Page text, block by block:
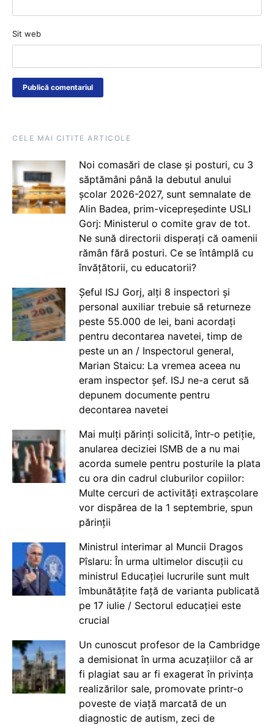
Sit web
CELE MAI CITITE ARTICOLE
Noi comasări de clase și posturi, cu 3
săptămâni până la debutul anului
școlar 2026-2027, sunt semnalate de
Alin Badea, prim-vicepreședinte USLI
Gorj: Ministerul o comite grav de tot.
Ne sună directorii disperați că oamenii
rămân fără posturi. Ce se întâmplă cu
învățătorii, cu educatorii?
Șeful ISJ Gorj, alți 8 inspectori și
personal auxiliar trebuie să returneze
peste 55.000 de lei, bani acordați
pentru decontarea navetei, timp de
peste un an / Inspectorul general,
Marian Staicu: La vremea aceea nu
eram inspector șef. ISJ ne-a cerut să
depunem documente pentru
decontarea navetei
Mai mulți părinți solicită, într-o petiție,
anularea deciziei ISMB de a nu mai
acorda sumele pentru posturile la plata
cu ora din cadrul cluburilor copiilor:
Multe cercuri de activități extrașcolare
vor dispărea de la 1 septembrie, spun
părinții
Ministrul interimar al Muncii Dragos
Pîslaru: În urma ultimelor discuții cu
ministrul Educației lucrurile sunt mult
îmbunătățite față de varianta publicată
pe 17 iulie / Sectorul educației este
crucial
Un cunoscut profesor de la Cambridge
a demisionat în urma acuzațiilor că ar
fi plagiat sau ar fi exagerat în privința
realizărilor sale, promovate printr-o
poveste de viață marcată de un
diagnostic de autism, zeci de